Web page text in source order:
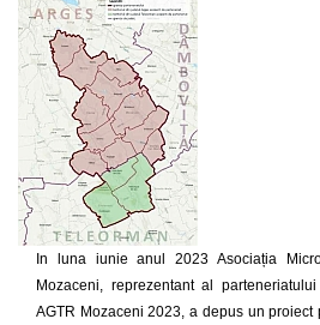
In luna iunie anul 2023 Asociația
Mozaceni, reprezentant al
AGTR Mozaceni 2023, a depus un